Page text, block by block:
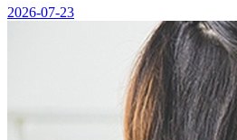
2026-07-23